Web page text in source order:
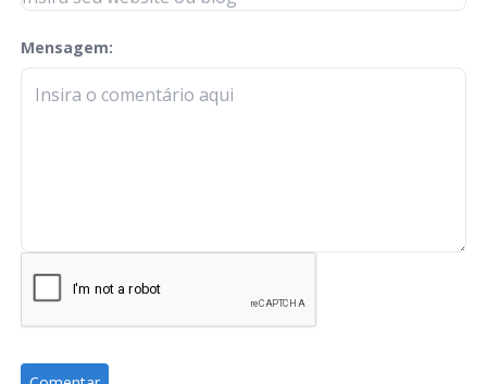
Mensagem:
check-terms